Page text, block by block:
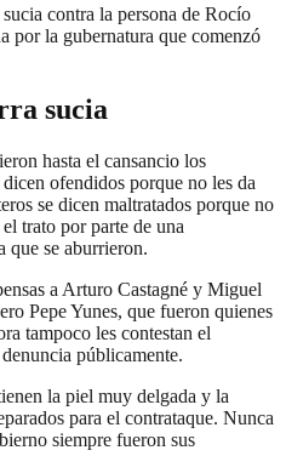
contra la persona de Rocío
por la gubernatura que comenzó
sucia
hasta el cansancio los
ofendidos porque no les da
se dicen maltratados porque no
trato por parte de una
que se aburrieron.
a Arturo Castagné y Miguel
Pepe Yunes, que fueron quienes
tampoco les contestan el
públicamente.
la piel muy delgada y la
para el contrataque. Nunca
siempre fueron sus